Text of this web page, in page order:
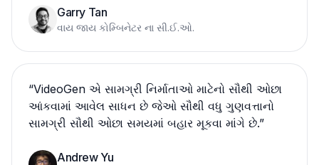
Garry Tan
વાય જાય કોમ્બિનેટર ના સી.ઈ.ઓ.
“VideoGen એ સામગ્રી નિર્માતાઓ માટેનો સૌથી ઓછા
આંકવામાં આવેલ સાધન છે જેઓ સૌથી વધુ ગુણવત્તાનો
સામગ્રી સૌથી ઓછા સમયમાં બહાર મૂકવા માંગે છે.”
Andrew Yu